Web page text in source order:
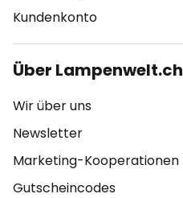
Kundenkonto
Über Lampenwelt.ch
Wir über uns
Newsletter
Marketing-Kooperationen
Gutscheincodes